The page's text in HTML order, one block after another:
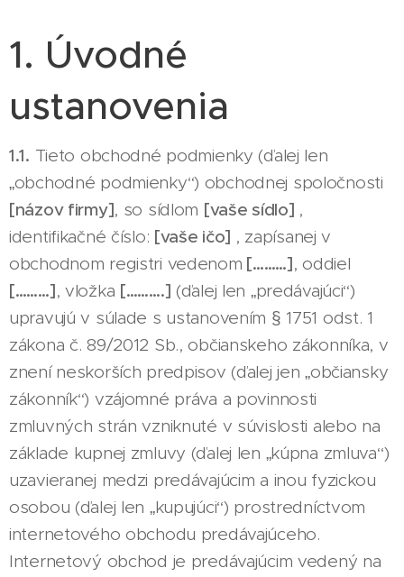
1. Úvodné
ustanovenia
1.1. Tieto obchodné podmienky (ďalej len
„obchodné podmienky“) obchodnej spoločnosti
[názov firmy], so sídlom [vaše sídlo] ,
identifikačné číslo: [vaše ičo] , zapísanej v
obchodnom registri vedenom [………], oddiel
[………], vložka [……….] (ďalej len „predávajúci“)
upravujú v súlade s ustanovením § 1751 odst. 1
zákona č. 89/2012 Sb., občianskeho zákonníka, v
znení neskorších predpisov (ďalej jen „občiansky
zákonník“) vzájomné práva a povinnosti
zmluvných strán vzniknuté v súvislosti alebo na
základe kupnej zmluvy (ďalej len „kúpna zmluva“)
uzavieranej medzi predávajúcim a inou fyzickou
osobou (ďalej len „kupujúci“) prostredníctvom
internetového obchodu predávajúceho.
Internetový obchod je predávajúcim vedený na